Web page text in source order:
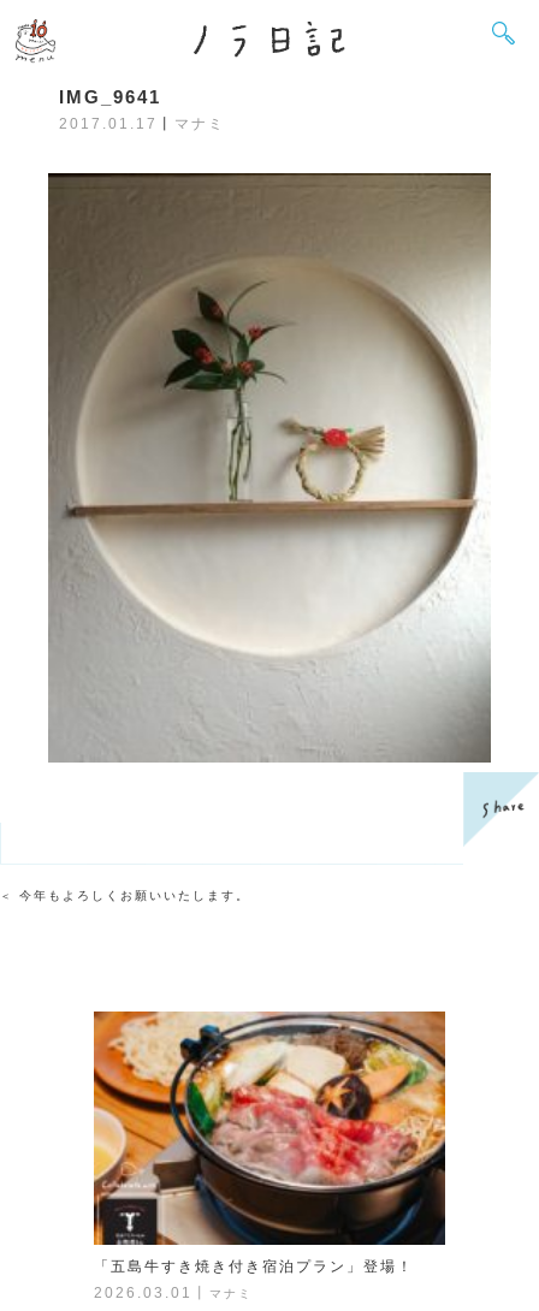
IMG_9641
2017.01.17 マナミ
＜ 今年もよろしくお願いいたします。
「五島牛すき焼き付き宿泊プラン」登場！
2026.03.01
マナミ